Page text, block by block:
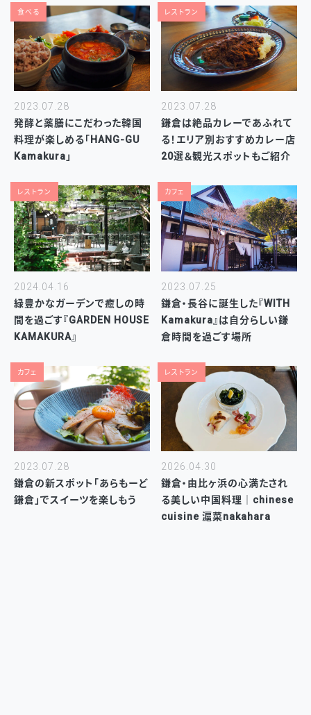
食べる
2023.07.28
発酵と薬膳にこだわった韓国
料理が楽しめる「HANG-GU
Kamakura」
レストラン
2023.07.28
鎌倉は絶品カレーであふれて
る！エリア別おすすめカレー店
20選＆観光スポットもご紹介
レストラン
2024.04.16
緑豊かなガーデンで癒しの時
間を過ごす『GARDEN HOUSE
KAMAKURA』
カフェ
2023.07.25
鎌倉・長谷に誕生した『WITH
Kamakura』は自分らしい鎌
倉時間を過ごす場所
カフェ
2023.07.28
鎌倉の新スポット「あらもーど
鎌倉」でスイーツを楽しもう
レストラン
2026.04.30
鎌倉・由比ヶ浜の心満たされ
る美しい中国料理｜chinese
cuisine 滬菜nakahara